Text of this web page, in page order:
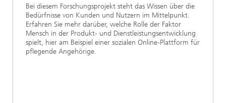
Bei diesem Forschungsprojekt steht das Wissen über die
Bedürfnisse von Kunden und Nutzern im Mittelpunkt.
Erfahren Sie mehr darüber, welche Rolle der Faktor
Mensch in der Produkt- und Dienstleistungsentwicklung
spielt, hier am Beispiel einer sozialen Online-Plattform für
pflegende Angehörige.